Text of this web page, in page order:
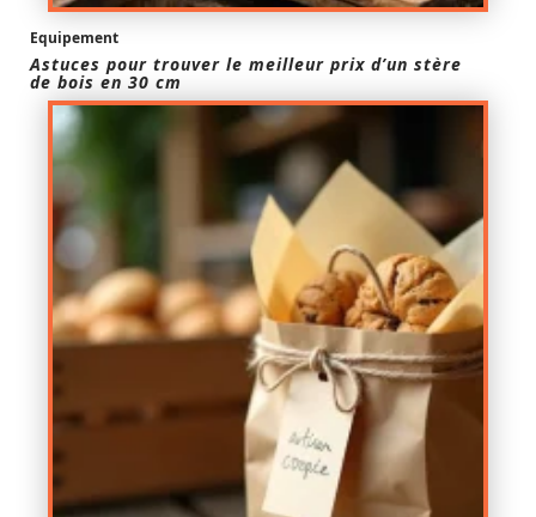
Equipement
Astuces pour trouver le meilleur prix d’un stère
de bois en 30 cm